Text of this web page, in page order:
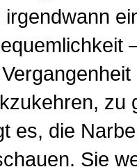
irgendwann
zu
es, die
Sie